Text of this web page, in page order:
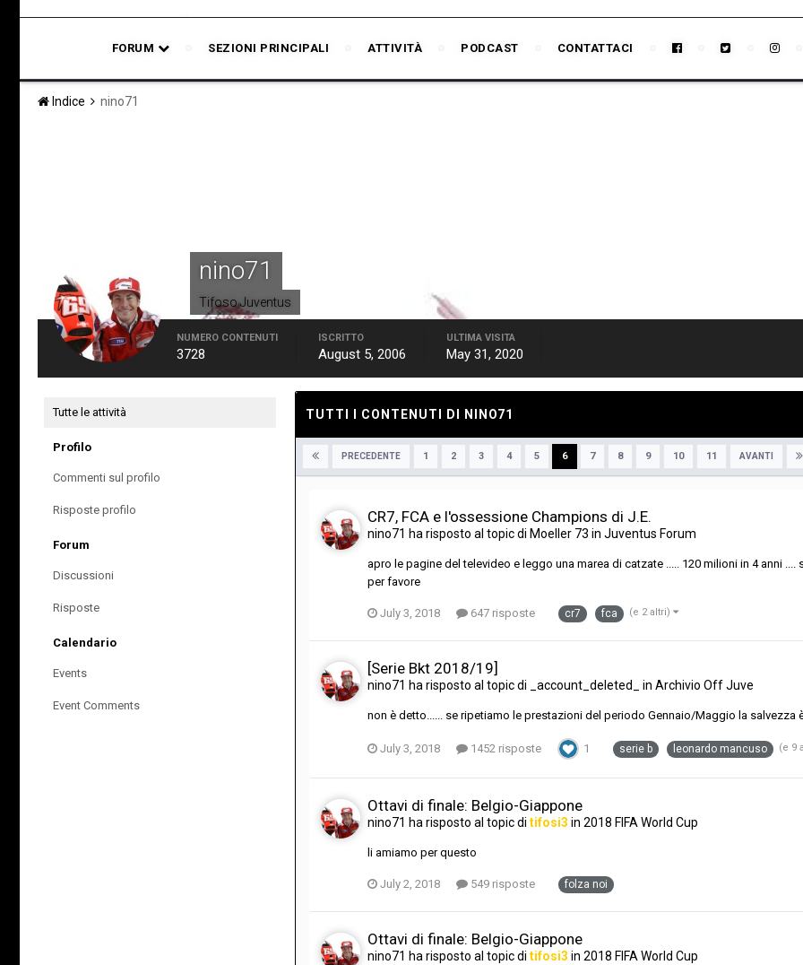
FORUM SEZIONI PRINCIPALI ATTIVITÀ PODCAST CONTATTACI
Indice nino71
nino71
Tifoso Juventus
NUMERO CONTENUTI
3728
ISCRITTO
August 5, 2006
ULTIMA VISITA
May 31, 2020
Tutte le attività
Profilo
Commenti sul profilo
Risposte profilo
Forum
Discussioni
Risposte
Calendario
Events
Event Comments
TUTTI I CONTENUTI DI NINO71
PRECEDENTE 1 2 3 4 5 6 7 8 9 10 11 AVANTI
CR7, FCA e l'ossessione Champions di J.E.
nino71 ha risposto al topic di Moeller 73 in Juventus Forum
apro le pagine del televideo e leggo una marea di catzate ..... 120 milioni in 4 anni
per favore
July 3, 2018 647 risposte cr7 fca (e 2 altri)
[Serie Bkt 2018/19]
nino71 ha risposto al topic di _account_deleted_ in Archivio Off Juve
non è detto...... se ripetiamo le prestazioni del periodo Gennaio/Maggio la salvezza
July 3, 2018 1452 risposte 1 serie b leonardo mancuso (e 9
Ottavi di finale: Belgio-Giappone
nino71 ha risposto al topic di tifosi3 in 2018 FIFA World Cup
li amiamo per questo
July 2, 2018 549 risposte folza noi
Ottavi di finale: Belgio-Giappone
nino71 ha risposto al topic di tifosi3 in 2018 FIFA World Cup